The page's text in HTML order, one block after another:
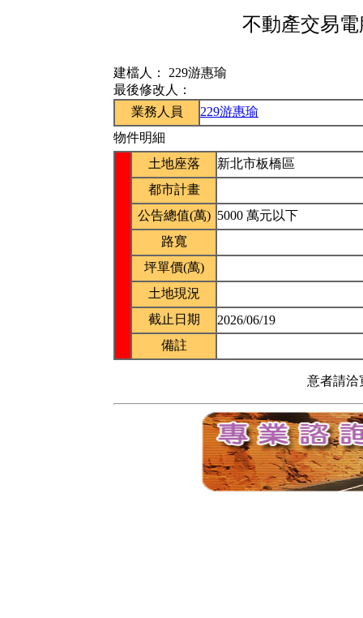
不動產交易
建檔人： 229游惠瑜
最後修改人：
業務人員
229游惠瑜
物件明細
土地座落
新北市板橋區
都市計畫
公告總值(萬) 5000 萬元以下
路寬
坪單價(萬)
土地現況
截止日期
2026/06/19
備註
意者請洽